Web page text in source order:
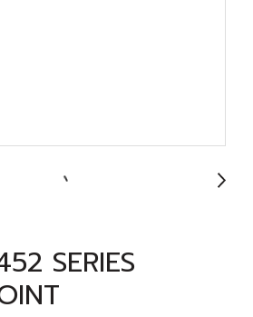
SERIES